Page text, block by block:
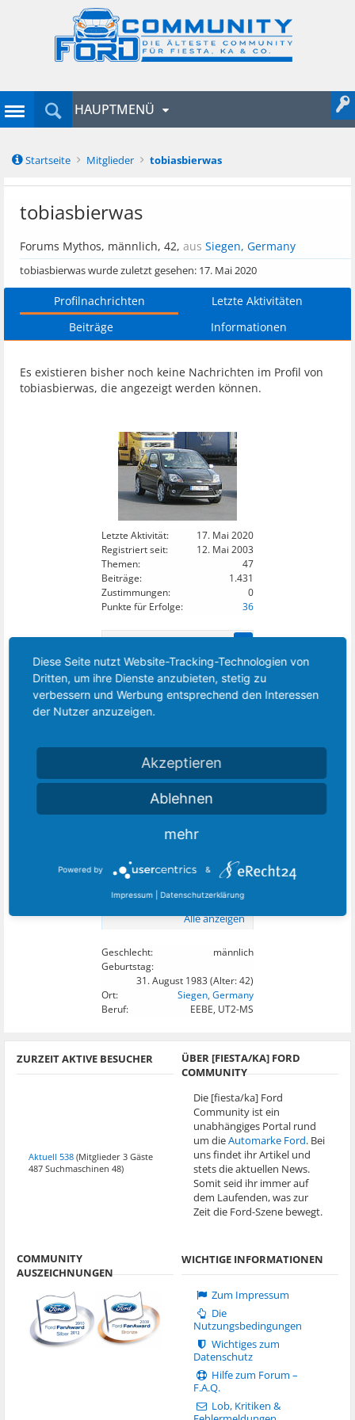
Startseite Mitglieder tobiasbierwas
Letzte Aktivität:
17. Mai 2020
Registriert seit:
12. Mai 2003
Themen:
47
Beiträge:
1.431
Zustimmungen:
0
Punkte für Erfolge:
36
DIESES MITGLIED FOLGT:
Alle anzeigen
DIESEM MITGLIED FOLGEN:
Alle anzeigen
Geschlecht:
männlich
Geburtstag:
31. August 1983(Alter: 42)
Ort:
Siegen, Germany
Beruf:
EEBE, UT2-MS
tobiasbierwas
Forums Mythos, männlich, 42, aus Siegen, Germany
tobiasbierwas wurde zuletzt gesehen: 17. Mai 2020
Profilnachrichten
Letzte Aktivitäten
Beiträge
Informationen
Es existieren bisher noch keine Nachrichten im Profil von
tobiasbierwas, die angezeigt werden können.
HAUPTMENÜ
ZURZEIT AKTIVE BESUCHER
Aktuell 538 (Mitglieder 3 Gäste
487 Suchmaschinen 48)
ÜBER [FIESTA/KA] FORD
COMMUNITY
Die [fiesta/ka] Ford
Community ist ein
unabhängiges Portal rund
um dieAutomarke Ford. Bei
uns findet ihr Artikel und
stets die aktuellen News.
Somit seid ihr immer auf
dem Laufenden, was zur
Zeit die Ford-Szene bewegt.
COMMUNITY
AUSZEICHNUNGEN
WICHTIGE INFORMATIONEN
Zum Impressum
Die
Nutzungsbedingungen
Wichtiges zum
Datenschutz
Hilfe zum Forum –
F.A.Q.
Lob, Kritiken &
Diese Seite nutzt Website-Tracking-Technologien von
Dritten, um ihre Dienste anzubieten, stetig zu
verbessern und Werbung entsprechend den Interessen
der Nutzer anzuzeigen.
Akzeptieren
Ablehnen
mehr
Powered by &
Impressum Datenschutzerklärung